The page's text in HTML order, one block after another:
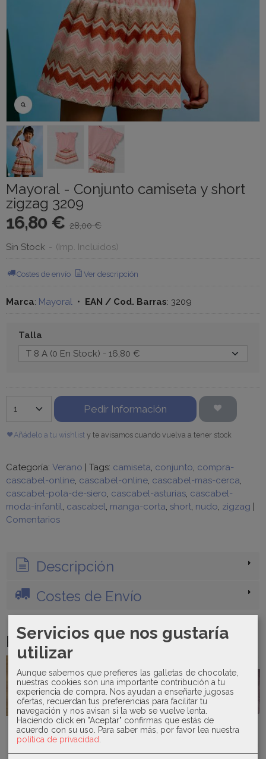
Mayoral - Conjunto camiseta y short
zigzag 3209
16,80 € 28,00 €
Sin Stock - (Imp. Incluidos)
Costes de envío Ver descripción
Marca: Mayoral • EAN / Cod. Barras: 3209
Talla
Pedir Información
Añádelo a tu wishlist y te avisamos cuando vuelva a tener stock
Categoría: Verano | Tags: camiseta conjunto compra-
cascabel-online cascabel-online cascabel-mas-cerca
cascabel-pola-de-siero cascabel-asturias cascabel-
moda-infantil cascabel manga-corta short nudo zigzag |
Comentarios
Descripción
Costes de Envío
Productos Relacionados
-10 €
Babidu -
Pijama con
nido de
abeja...
Agotado
Mayoral -
Cambiador
topos 19315
Uzturre -
Talega
Gilda...
Servicios que nos gustaría
utilizar
Aunque sabemos que prefieres las galletas de chocolate,
nuestras cookies son una importante contribución a tu
experiencia de compra. Nos ayudan a enseñarte jugosas
ofertas, recuerdan tus preferencias para facilitar tu
navegación y nos avisan si la web se vuelve lenta.
Haciendo click en "Aceptar" confirmas que estás de
acuerdo con su uso.
Para saber más, por favor lea nuestra
política de privacidad